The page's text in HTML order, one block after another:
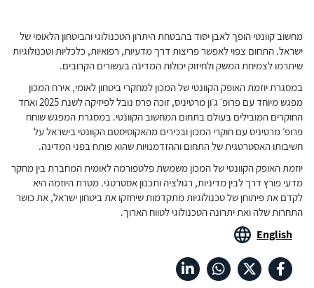
מחשוב קוונטי הופך לאבן יסוד בהבטחת היתרון הטכנולוגי והביטחון הלאומי של
ישראל. התחום צפוי לאפשר פריצות דרך מדעיות, רפואיות, כלכליות וטכנולוגיות
שיתרמו לצמיחת המשק ולחיזוק יכולות המדינה בעשורים הקרובים.
במסגרת יוזמת האופק הקוונטי של המכון למחקרי ביטחון לאומי, אירח המכון
מפגש מיוחד עם פרופ׳ ג׳ון מרטיניס, זוכה פרס נובל לפיזיקה לשנת 2025 ואחד
החוקרים המובילים בעולם בתחום המחשוב הקוונטי. במסגרת המפגש שוחח
פרופ׳ מרטיניס עם חוקרי המכון ובכירים מהאקוסיסטם הקוונטי בישראל על
חשיבותו האסטרטגית של התחום וההזדמנויות שהוא פותח בפני המדינה.
יוזמת האופק הקוונטי של המכון משמשת פלטפורמה לאומית המחברת בין מחקר
מדעי פורץ דרך לבין מדיניות, רגולציה ותכנון אסטרטגי. מטרת היוזמה היא
לקדם את פיתוחן של טכנולוגיות מתקדמות שיחזקו את ביטחון ישראל, את כושר
התחרות שלה ואת יתרונה הטכנולוגי לטווח הארוך.
English